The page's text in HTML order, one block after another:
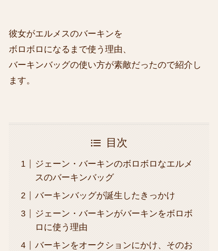
彼女がエルメスのバーキンを
ボロボロになるまで使う理由、
バーキンバッグの使い方が素敵だったので紹介し
ます。
目次
ジェーン・バーキンのボロボロなエルメ
スのバーキンバッグ
バーキンバッグが誕生したきっかけ
ジェーン・バーキンがバーキンをボロボ
ロに使う理由
バーキンをオークションにかけ、そのお